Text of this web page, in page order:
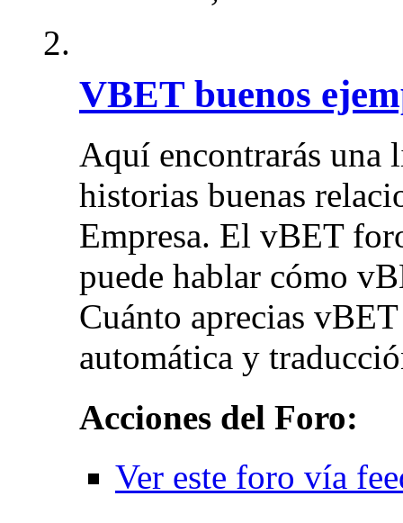
VBET buenos
Aquí encontrarás una
historias buenas
Empresa. El vBET
puede hablar cómo
Cuánto aprecias
automática y
Acciones del Foro:
Ver este foro vía